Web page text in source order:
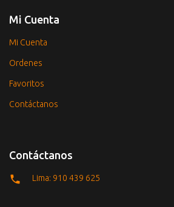
Mi Cuenta
Mi Cuenta
Ordenes
Favoritos
Contáctanos
Contáctanos
Lima: 910 439 625